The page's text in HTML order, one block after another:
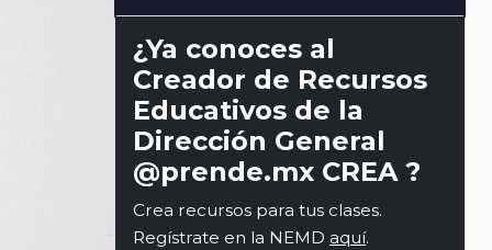
¿Ya conoces al
Creador de Recursos
Educativos de la
Dirección General
@prende.mx CREA ?
Crea recursos para tus clases.
Regístrate en la NEMD aquí.